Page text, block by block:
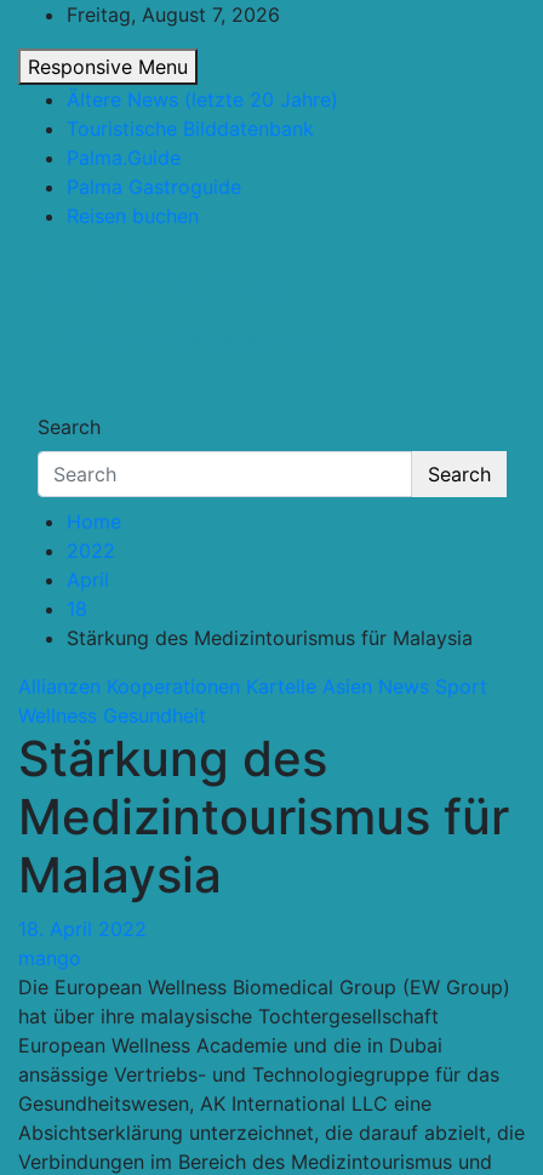
content
Freitag, August 7, 2026
Responsive Menu
Ältere News (letzte 20 Jahre)
Touristische Bilddatenbank
Palma.Guide
Palma Gastroguide
Reisen buchen
Search
Search
Home
2022
April
18
Stärkung des Medizintourismus für Malaysia
Allianzen Kooperationen Kartelle Asien News Sport
Wellness Gesundheit
Stärkung des
Medizintourismus für
Malaysia
18. April 2022
mango
Die European Wellness Biomedical Group (EW Group)
hat über ihre malaysische Tochtergesellschaft
European Wellness Academie und die in Dubai
ansässige Vertriebs- und Technologiegruppe für das
Gesundheitswesen, AK International LLC eine
Absichtserklärung unterzeichnet, die darauf abzielt, die
Verbindungen im Bereich des Medizintourismus und